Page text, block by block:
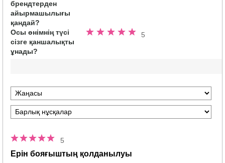
брендтерден
айырмашылығы
қандай?
Осы өнімнің түсі
сізге қаншалықты
ұнады?
5
5
5
Ерін бояғыштың қолданылуы